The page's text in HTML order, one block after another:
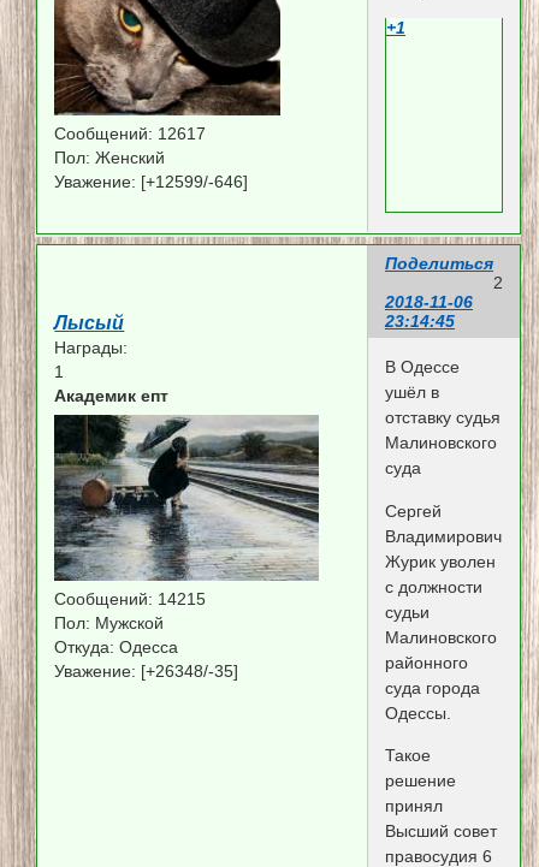
Сообщений: 12617
Пол: Женский
Уважение: [+12599/-646]
+1
Поделиться
2
2018-11-06
23:14:45
Лысый
Награды:
1
Академик епт
Сообщений: 14215
Пол: Мужской
Откуда: Одесса
Уважение: [+26348/-35]
В Одессе
ушёл в
отставку судья
Малиновского
суда
Сергей
Владимирович
Журик уволен
с должности
судьи
Малиновского
районного
суда города
Одессы.
Такое
решение
принял
Высший совет
правосудия 6